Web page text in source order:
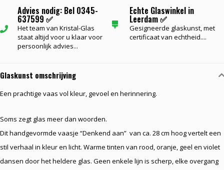
Advies nodig: Bel 0345-
637599 ✅
Het team van Kristal-Glas
staat altijd voor u klaar voor
persoonlijk advies...
Echte Glaswinkel in
Leerdam ✅
Gesigneerde glaskunst, met
certificaat van echtheid....
Glaskunst omschrijving
Een prachtige vaas vol kleur, gevoel en herinnering.
Soms zegt glas meer dan woorden.
Dit handgevormde vaasje “Denkend aan” van ca. 28 cm hoog vertelt een
stil verhaal in kleur en licht. Warme tinten van rood, oranje, geel en violet
dansen door het heldere glas. Geen enkele lijn is scherp, elke overgang